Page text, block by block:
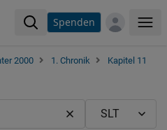
Spenden
2000 1. Chronik
Kapitel 11